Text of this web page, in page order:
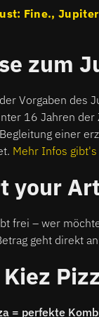
Fine.,
zum
Vorgaben des
16 Jahren
einer
Mehr Infos gibt's
your
frei – wer
geht direkt
= perfekte